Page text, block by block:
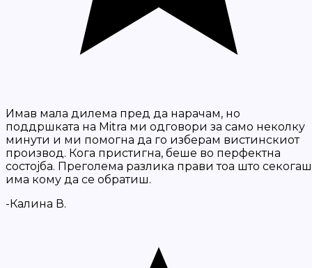
Имав мала дилема пред да нарачам, но
поддршката на Mitra ми одговори за само неколку
минути и ми помогна да го изберам вистинскиот
производ. Кога пристигна, беше во перфектна
состојба. Преголема разлика прави тоа што секогаш
има кому да се обратиш.
-Калина В.